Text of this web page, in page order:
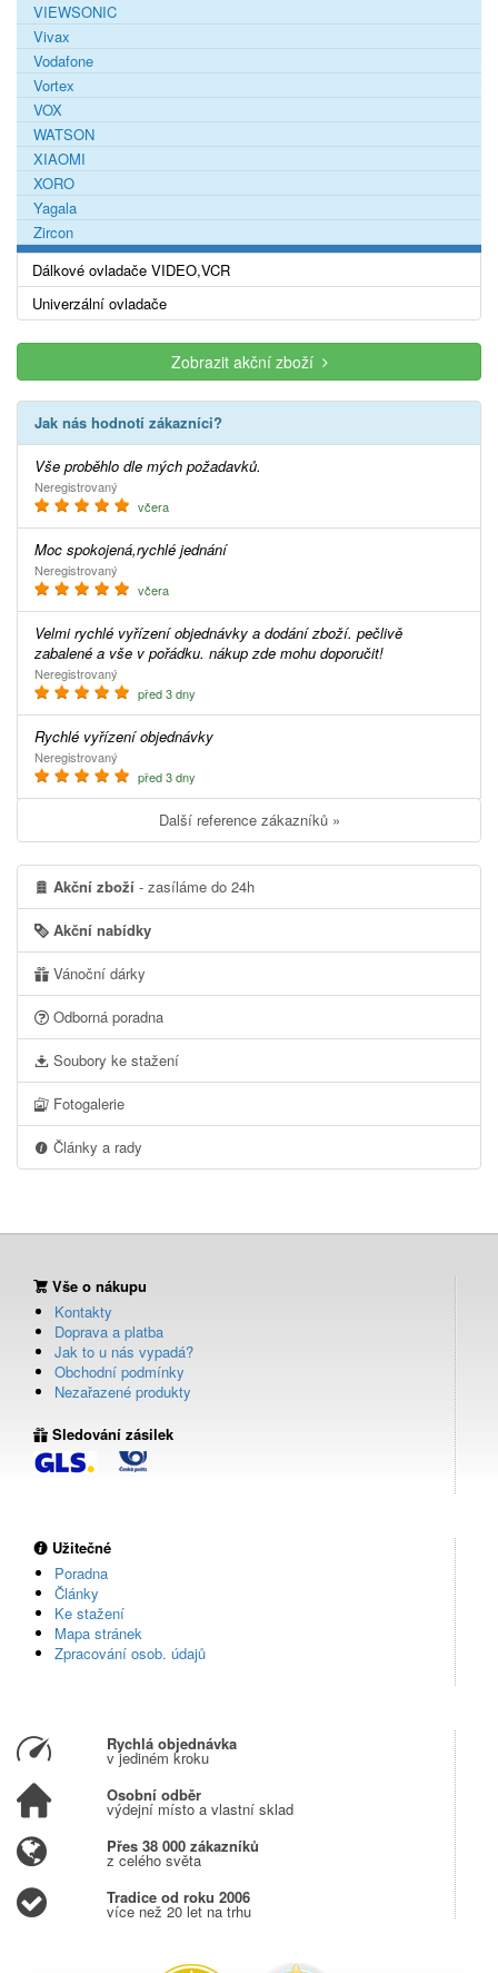
VIEWSONIC
Vivax
Vodafone
Vortex
VOX
WATSON
XIAOMI
XORO
Yagala
Zircon
Dálkové ovladače VIDEO,VCR
Univerzální ovladače
Zobrazit akční zboží
Jak nás hodnotí zákazníci?
Vše proběhlo dle mých požadavků.
Neregistrovaný
včera
Moc spokojená,rychlé jednání
Neregistrovaný
včera
Velmi rychlé vyřízení objednávky a dodání zboží. pečlivě
zabalené a vše v pořádku. nákup zde mohu doporučit!
Neregistrovaný
před 3 dny
Rychlé vyřízení objednávky
Neregistrovaný
před 3 dny
Další reference zákazníků »
Akční zboží - zasíláme do 24h
Akční nabídky
Vánoční dárky
Odborná poradna
Soubory ke stažení
Fotogalerie
Články a rady
Vše o nákupu
Kontakty
Doprava a platba
Jak to u nás vypadá?
Obchodní podmínky
Nezařazené produkty
Sledování zásilek
Užitečné
Poradna
Články
Ke stažení
Mapa stránek
Zpracování osob. údajů
Rychlá objednávka
v jediném kroku
Osobní odběr
výdejní místo a vlastní sklad
Přes 38 000 zákazníků
z celého světa
Tradice od roku 2006
více než 20 let na trhu